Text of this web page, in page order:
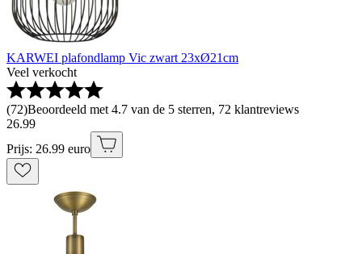
KARWEI plafondlamp Vic zwart 23xØ21cm
Veel verkocht
(72)Beoordeeld met 4.7 van de 5 sterren, 72 klantreviews
26.99
Prijs: 26.99 euro